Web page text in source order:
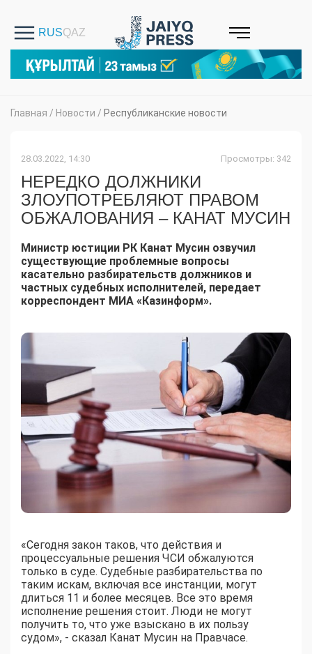
Главная / Новости / Республиканские новости
28.03.2022, 14:30 Просмотры: 342
НЕРЕДКО ДОЛЖНИКИ
ЗЛОУПОТРЕБЛЯЮТ ПРАВОМ
ОБЖАЛОВАНИЯ – КАНАТ МУСИН
Министр юстиции РК Канат Мусин озвучил
существующие проблемные вопросы
касательно разбирательств должников и
частных судебных исполнителей, передает
корреспондент МИА «Казинформ».
«Сегодня закон таков, что действия и
процессуальные решения ЧСИ обжалуются
только в суде. Судебные разбирательства по
таким искам, включая все инстанции, могут
длиться 11 и более месяцев. Все это время
исполнение решения стоит. Люди не могут
получить то, что уже взыскано в их пользу
судом», - сказал Канат Мусин на Правчасе.